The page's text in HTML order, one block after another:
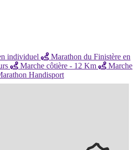
individuel
Marathon du Finistère en
Marche côtière - 12 Km
Marche
Handisport